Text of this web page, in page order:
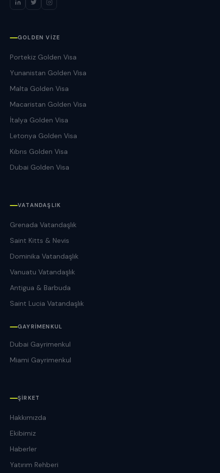
GOLDEN VIZE
Portekiz Golden Visa
Yunanistan Golden Visa
Malta Golden Visa
Macaristan Golden Visa
İtalya Golden Visa
Letonya Golden Visa
Kıbrıs Golden Visa
Dubai Golden Visa
VATANDAŞLIK
Grenada Vatandaşlık
Saint Kitts & Nevis
Dominika Vatandaşlık
Vanuatu Vatandaşlık
Antigua & Barbuda
Saint Lucia Vatandaşlık
GAYRIMENKUL
Dubai Gayrimenkul
Miami Gayrimenkul
ŞIRKET
Hakkımızda
Ekibimiz
Haberler
Yatırım Rehberi